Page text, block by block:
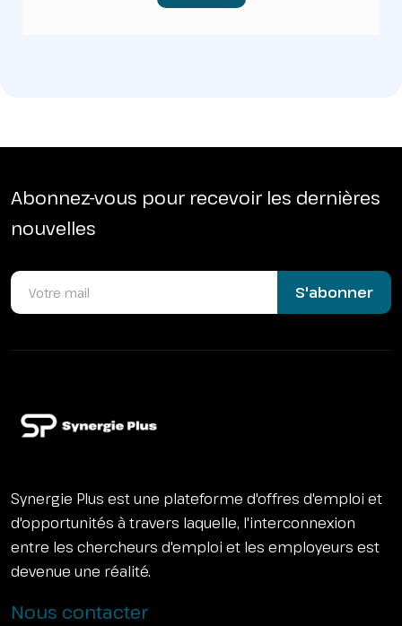
Abonnez-vous pour recevoir les dernières
nouvelles
S'abonner
Synergie Plus est une plateforme d'offres d'emploi et
d'opportunités à travers laquelle, l'interconnexion
entre les chercheurs d'emploi et les employeurs est
devenue une réalité.
Nous contacter